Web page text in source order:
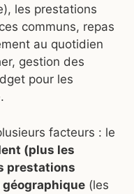
les prestations
communs, repas
au quotidien
gestion des
pour les
facteurs : le
(plus les
prestations
(les